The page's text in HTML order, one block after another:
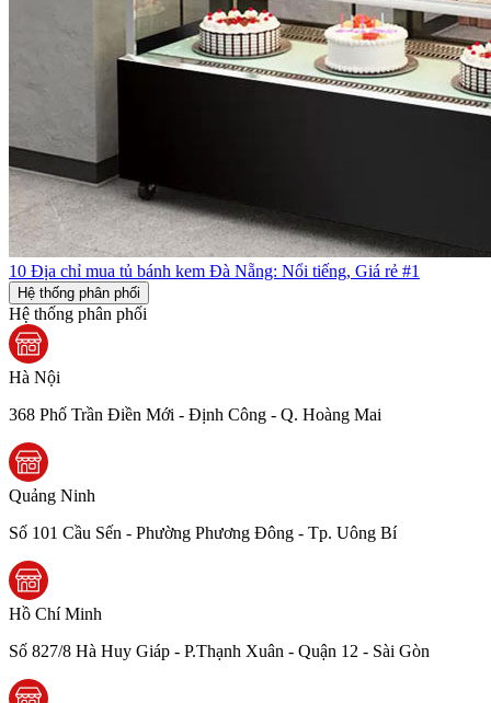
10 Địa chỉ mua tủ bánh kem Đà Nẵng: Nổi tiếng, Giá rẻ #1
Hệ thống phân phối
Hệ thống phân phối
Hà Nội
368 Phố Trần Điền Mới - Định Công - Q. Hoàng Mai
Quảng Ninh
Số 101 Cầu Sến - Phường Phương Đông - Tp. Uông Bí
Hồ Chí Minh
Số 827/8 Hà Huy Giáp - P.Thạnh Xuân - Quận 12 - Sài Gòn